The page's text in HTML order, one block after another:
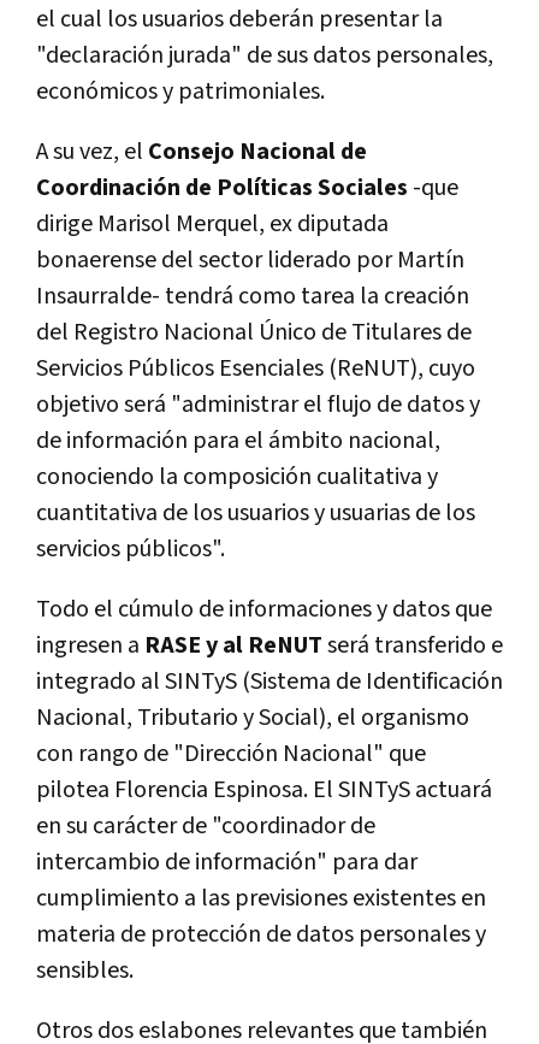
el cual los usuarios deberán presentar la
"declaración jurada" de sus datos personales,
económicos y patrimoniales.
A su vez, el Consejo Nacional de
Coordinación de Políticas Sociales -que
dirige Marisol Merquel, ex diputada
bonaerense del sector liderado por Martín
Insaurralde- tendrá como tarea la creación
del Registro Nacional Único de Titulares de
Servicios Públicos Esenciales (ReNUT), cuyo
objetivo será "administrar el flujo de datos y
de información para el ámbito nacional,
conociendo la composición cualitativa y
cuantitativa de los usuarios y usuarias de los
servicios públicos".
Todo el cúmulo de informaciones y datos que
ingresen a RASE y al ReNUTserá transferido e
integrado al SINTyS (Sistema de Identificación
Nacional, Tributario y Social), el organismo
con rango de "Dirección Nacional" que
pilotea Florencia Espinosa. El SINTyS actuará
en su carácter de "coordinador de
intercambio de información" para dar
cumplimiento a las previsiones existentes en
materia de protección de datos personales y
sensibles.
Otros dos eslabones relevantes que también